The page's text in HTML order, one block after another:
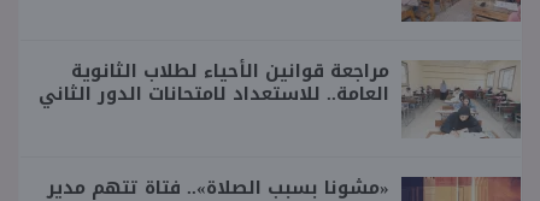
مراجعة قوانين الأحياء لطلاب الثانوية
العامة.. للاستعداد لامتحانات الدور الثاني
«مشونا بسبب الصلاة».. فتاة تتهم مدير